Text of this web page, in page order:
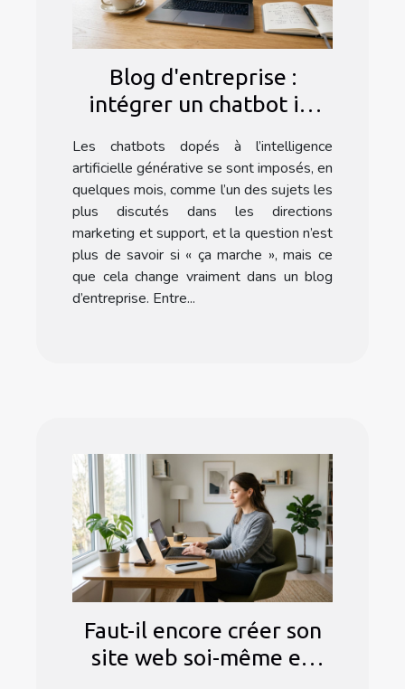
Blog d'entreprise :
intégrer un chatbot ia,
2024 ?
Les chatbots dopés à l’intelligence
artificielle générative se sont imposés, en
quelques mois, comme l’un des sujets les
plus discutés dans les directions
marketing et support, et la question n’est
plus de savoir si « ça marche », mais ce
que cela change vraiment dans un blog
d’entreprise. Entre...
Faut-il encore créer son
site web soi-même en